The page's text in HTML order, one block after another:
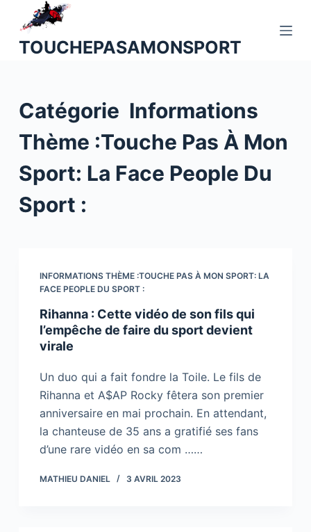
o
n
TOUCHEPASAMONSPORT
Catégorie Informations
Thème :Touche Pas À Mon
Sport: La Face People Du
Sport :
INFORMATIONS THÈME :TOUCHE PAS À MON SPORT: LA
FACE PEOPLE DU SPORT :
Rihanna : Cette vidéo de son fils qui
l’empêche de faire du sport devient
virale
Un duo qui a fait fondre la Toile. Le fils de
Rihanna et A$AP Rocky fêtera son premier
anniversaire en mai prochain. En attendant,
la chanteuse de 35 ans a gratifié ses fans
d’une rare vidéo en sa com ……
MATHIEU DANIEL 3 AVRIL 2023